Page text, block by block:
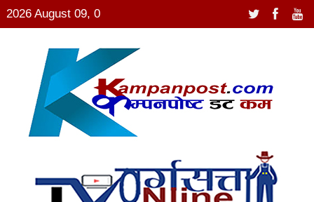
2026 August 09, 0